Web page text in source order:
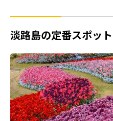
淡路島の定番スポッ